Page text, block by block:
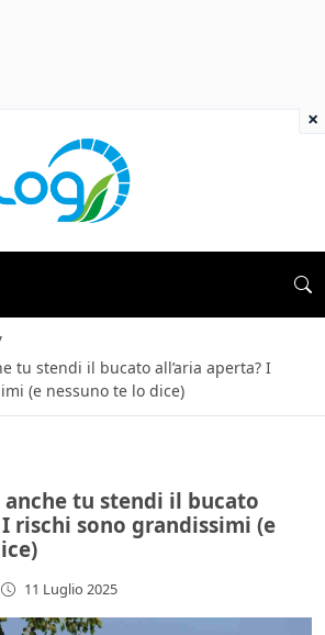
tu stendi il bucato all’aria aperta? I
(e nessuno te lo dice)
tu stendi il bucato
rischi sono grandissimi (e
11 Luglio 2025
×